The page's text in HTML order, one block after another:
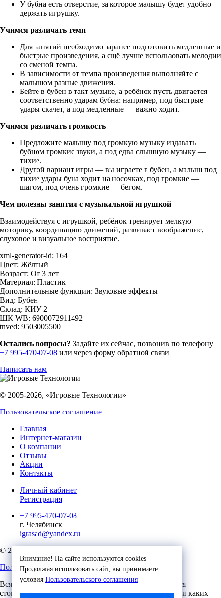
У бубна есть отверстие, за которое малышу будет удобно
держать игрушку.
Учимся различать темп
Для занятий необходимо заранее подготовить медленные и
быстрые произведения, а ещё лучше использовать мелодии
со сменой темпа.
В зависимости от темпа произведения выполняйте с
малышом разные движения.
Бейте в бубен в такт музыке, а ребёнок пусть двигается
соответственно ударам бубна: например, под быстрые
удары скачет, а под медленные — важно ходит.
Учимся различать громкость
Предложите малышу под громкую музыку издавать
бубном громкие звуки, а под едва слышную музыку —
тихие.
Другой вариант игры — вы играете в бубен, а малыш под
тихие удары буна ходит на носочках, под громкие —
шагом, под очень громкие — бегом.
Чем полезны занятия с музыкальной игрушкой
Взаимодействуя с игрушкой, ребёнок тренирует мелкую
моторику, координацию движений, развивает воображение,
слуховое и визуальное восприятие.
xml-generator-id: 164
Цвет: Жёлтый
Возраст: От 3 лет
Материал: Пластик
Дополнительные функции: Звуковые эффекты
Вид: Бубен
Склад: КИУ 2
ШК WB: 6900072911492
tnved: 9503005500
Внимание! На сайте используются cookies.
Продолжая использовать сайт, вы принимаете
условия Пользовательского соглашения
Остались вопросы? Задайте их сейчас, позвонив по телефону
+7 995-470-07-08 или через форму обратной связи
Написать нам
© 2005-2026, «Игровые Технологии»
Пользовательское соглашение
Главная
Интернет-магазин
О компании
Отзывы
Акции
Контакты
Личный кабинет
Регистрация
+7 995-470-07-08
г. Челябинск
igrasad@yandex.ru
© 2023, Игровые Технологии
Пользовательское соглашение
Вся представленная на сайте информация, касающаяся
стоимости, носит информационный характер и ни при каких